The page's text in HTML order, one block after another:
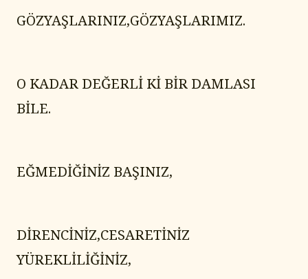
GÖZYAŞLARINIZ,GÖZYAŞLARIMIZ.
O KADAR DEĞERLİ Kİ BİR DAMLASI
BİLE.
EĞMEDİĞİNİZ BAŞINIZ,
DİRENCİNİZ,CESARETİNİZ
YÜREKLİLİĞİNİZ,